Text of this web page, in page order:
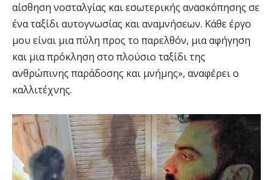
αίσθηση νοσταλγίας και εσωτερικής ανασκόπησης σε
ένα ταξίδι αυτογνωσίας και αναμνήσεων. Κάθε έργο
μου είναι μια πύλη προς το παρελθόν, μια αφήγηση
και μια πρόκληση στο πλούσιο ταξίδι της
ανθρώπινης παράδοσης και μνήμης», αναφέρει ο
καλλιτέχνης.